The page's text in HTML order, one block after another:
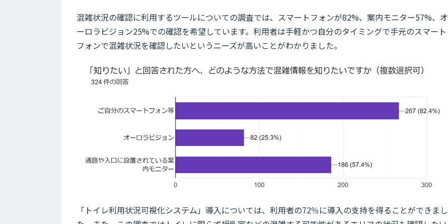
混雑状況の確認に利用するツールについての調査では、スマートフォンが82%、案内モニター57%、オ
ーロラビジョン25%での確認を希望しています。利用者は手軽かつ自分のタイミングで手元のスマート
フォンで混雑状況を確認したいというニーズが高いことがわかりました。
「トイレ利用状況可視化システム」導入については、利用者の72％に導入の支持を得ることができまし